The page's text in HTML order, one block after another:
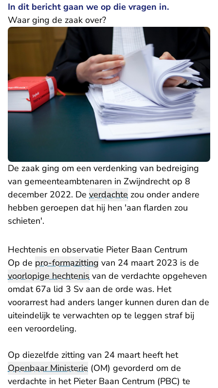
In dit bericht gaan we op die vragen in.
Waar ging de zaak over?
De zaak ging om een verdenking van bedreiging
van gemeenteambtenaren in Zwijndrecht op 8
december 2022. De verdachte zou onder andere
hebben geroepen dat hij hen 'aan flarden zou
schieten'.
Hechtenis en observatie Pieter Baan Centrum
Op de pro-formazitting van 24 maart 2023 is de
voorlopige hechtenis van de verdachte opgeheven
omdat 67a lid 3 Sv aan de orde was. Het
voorarrest had anders langer kunnen duren dan de
uiteindelijk te verwachten op te leggen straf bij
een veroordeling.
Op diezelfde zitting van 24 maart heeft het
Openbaar Ministerie (OM) gevorderd om de
verdachte in het Pieter Baan Centrum (PBC) te